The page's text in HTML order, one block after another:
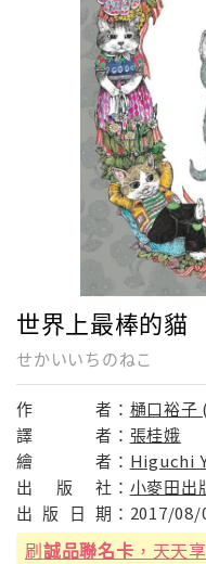
世界上最棒的貓
せかいいちのねこ
作 者： 樋口裕
譯
者： 張桂娥
繪
者： Higuchi
出
版 社： 小麥田出
出 版 日 期： 2017/08/
刷誠品聯名卡 ，天天